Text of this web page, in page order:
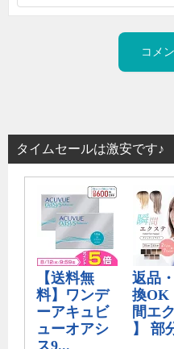
タイムセールは激安です♪